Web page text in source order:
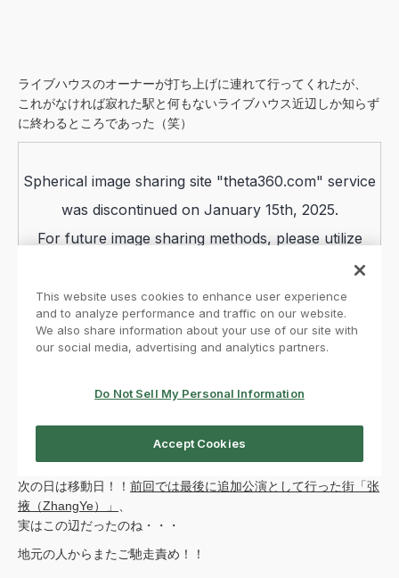
ライブハウスのオーナーが打ち上げに連れて行ってくれたが、
これがなければ寂れた駅と何もないライブハウス近辺しか知らず
に終わるところであった（笑）
次の日は移動日！！ 前回では最後に追加公演として行った街「张
掖（ZhangYe）」 、
実はこの辺だったのね・・・
地元の人からまたご馳走責め！！